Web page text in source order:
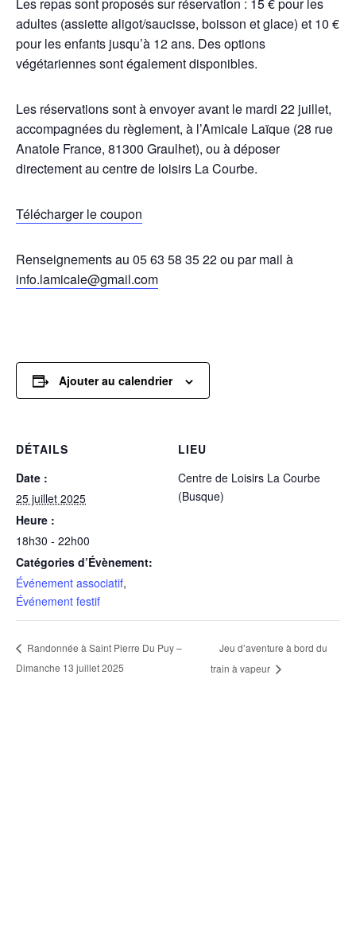
adultes (assiette aligot/saucisse, boisson et glace) et 10 €
pour les enfants jusqu’à 12 ans. Des options
végétariennes sont également disponibles.
Les réservations sont à envoyer avant le mardi 22 juillet,
accompagnées du règlement, à l’Amicale Laïque (28 rue
Anatole France, 81300 Graulhet), ou à déposer
directement au centre de loisirs La Courbe.
Télécharger le coupon
Renseignements au 05 63 58 35 22 ou par mail à
info.lamicale@gmail.com
Ajouter au calendrier
DÉTAILS
Date :
25 juillet 2025
Heure :
18h30 - 22h00
Catégories d’Évènement:
Événement associatif,
Événement festif
LIEU
Centre de Loisirs La Courbe
(Busque)
Randonnée à Saint Pierre Du Puy –
Dimanche 13 juillet 2025
Jeu d’aventure à bord du
train à vapeur